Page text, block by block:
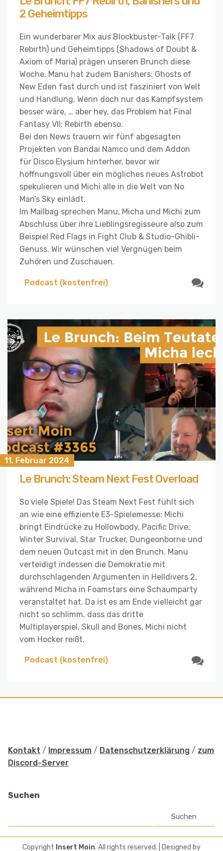
2 Geheimtipps
Ein wunderbarer Mix aus Blockbuster-Talk (FF7
Rebirth) und Geheimtipps (Shadows of Doubt &
Axiom of Maria) prägen unseren Brunch diese
Woche. Manu hat zudem Banishers: Ghosts of
New Eden fast durch und ist fasziniert von Welt
und Handlung. Wenn doch nur das Kampfsystem
besser wäre, … aber hey, das Problem hat Final
Fantasy VII: Rebirth ebenso.
Bei den News trauern wir fünf abgesagten
Projekten von Bandai Namco und dem Addon
für Disco Elysium hinterher, bevor wir
hoffnungsvoll über ein mögliches neues Astrobot
spekulieren und Michi alle in die Welt von No
Man’s Sky einlädt.
Im Mailbag sprechen Manu, Micha und Michi zum
Abschluss über ihre Lieblingsregisseure also zum
Beispiel Red Flags in Fight Club & Studio-Ghibli-
Genuss. Wir wünschen viel Vergnügen beim
Zuhören und Zuschauen.
Podcast (kostenfrei)
11. Februar 2024
Le Brunch: Steam Next Fest Overload
So viele Spiele! Das Steam Next Fest fühlt sich
an wie eine effiziente E3-Spielemesse: Michi
bringt Eindrücke zu Hollowbody, Pacific Drive,
Winter Survival, Star Trucker, Dungeonborne und
dem neuen Outcast mit in den Brunch. Manu
verteidigt indessen die Demokratie mit
durchschlagenden Argumenten in Helldivers 2,
während Micha in Foamstars eine Schaumparty
veranstaltet hat. Da ist es am Ende vielleicht gar
nicht so schlimm, dass das dritte
Multiplayerspiel, Skull and Bones, Michi nicht
vom Hocker reißt.
Podcast (kostenfrei)
Kontakt / Impressum / Datenschutzerklärung / zum
Discord-Server
Suchen
Suchen
Copyright Insert Moin. All rights reserved. | Designed by